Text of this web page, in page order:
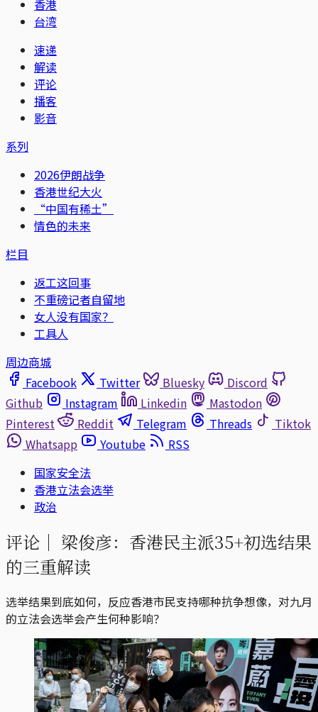
香港
台湾
速递
解读
评论
播客
影音
系列
2026伊朗战争
香港世纪大火
“中国有稀土”
情色的未来
栏目
返工这回事
不重磅记者自留地
女人没有国家？
工具人
周边商城
Facebook
Twitter Bluesky
Discord
Github
Instagram Linkedin
Mastodon
Pinterest
Reddit Telegram Threads
Tiktok
Whatsapp
Youtube
RSS
国家安全法
香港立法会选举
政治
评论｜ 梁俊彦：香港民主派35+初选结果
的三重解读
选举结果到底如何，反应香港市民支持哪种抗争想像，对九月
的立法会选举会产生何种影响？